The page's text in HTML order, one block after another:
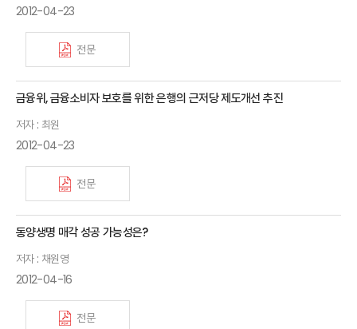
2012-04-23
전문
금융위, 금융소비자 보호를 위한 은행의 근저당 제도개선 추진
저자 : 최원
2012-04-23
전문
동양생명 매각 성공 가능성은?
저자 : 채원영
2012-04-16
전문